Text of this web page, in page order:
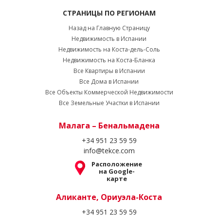
СТРАНИЦЫ ПО РЕГИОНАМ
Назад на Главную Страницу
Недвижимость в Испании
Недвижимость на Коста-дель-Соль
Недвижимость на Коста-Бланка
Все Квартиры в Испании
Все Дома в Испании
Все Объекты Коммерческой Недвижимости
Все Земельные Участки в Испании
Малага – Бенальмадена
+34 951 23 59 59
info@tekce.com
Расположение
на Google-
карте
Аликанте, Ориуэла-Коста
+34 951 23 59 59